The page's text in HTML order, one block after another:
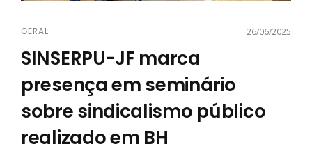
GERAL 26/06/2025
SINSERPU-JF marca
presença em seminário
sobre sindicalismo público
realizado em BH